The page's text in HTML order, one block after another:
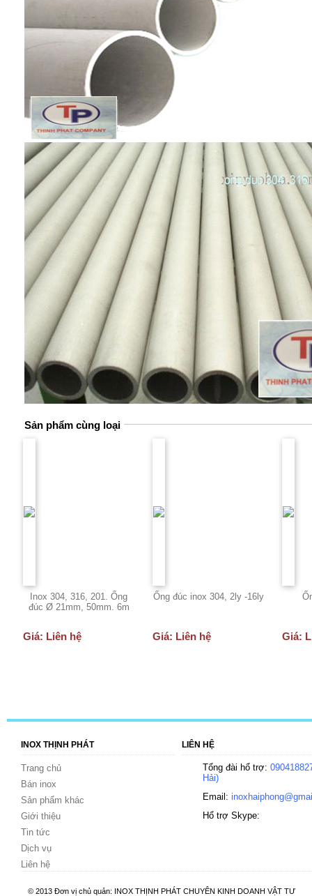
Sản phẩm cùng loại
Inox 304, 316, 201. Ống
đúc Ø 21mm, 50mm. 6m
Giá: Liên hệ
Ống đúc inox 304, 2ly -16ly
Giá: Liên hệ Giá:
INOX THỊNH PHÁT
Trang chủ
Bán inox
Sản phẩm khác
Giới thiệu
Tin tức
Dịch vụ
Liên hệ
LIÊN HỆ
Tổng đài hổ trợ:
Hải)
Email:
Hổ trợ Skype:
© 2013 Đơn vị chủ quản: INOX THỊNH PHÁT CHUYÊN KINH DOANH VẬT TƯ